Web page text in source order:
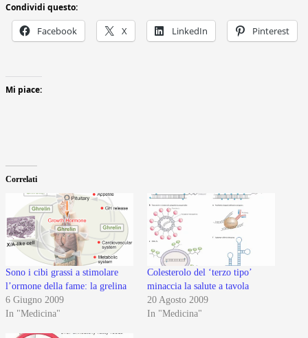
Condividi questo:
Facebook X LinkedIn Pinterest
Mi piace:
Correlati
Sono i cibi grassi a stimolare
l’ormone della fame: la grelina
6 Giugno 2009
In "Medicina"
Colesterolo del ‘terzo tipo’
minaccia la salute a tavola
20 Agosto 2009
In "Medicina"